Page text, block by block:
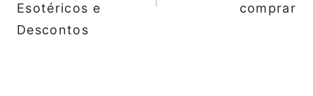
Esotéricos e
Descontos
comprar